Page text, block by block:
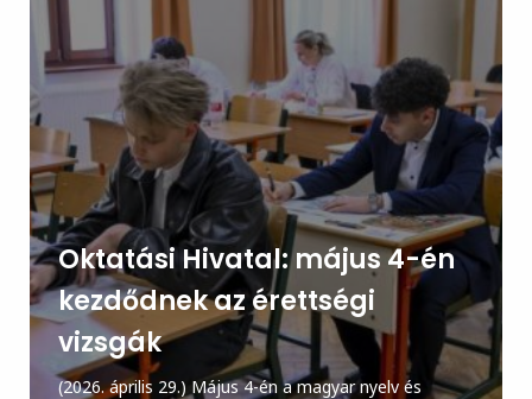
Oktatási Hivatal: május 4-én
kezdődnek az érettségi
vizsgák
(2026. április 29.) Május 4-én a magyar nyelv és